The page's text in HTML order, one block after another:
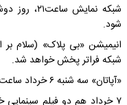
شود.
شبکه فراتر پخش خواهد شد.
«آپاتان» سه شنبه ۶ خرداد ساعت۲۱ روی آنتن شبکه نمایش می رود.
۷ خرداد هم دو فیلم